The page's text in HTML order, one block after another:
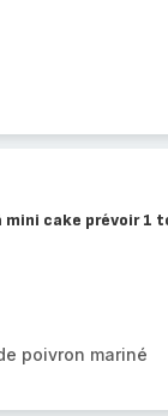
mini cake prévoir 1
poivron mariné